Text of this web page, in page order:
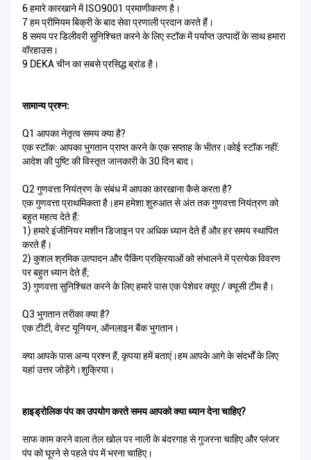
6 हमारे कारखाने में ISO9001 प्रमाणीकरण है।
7 हम प्रीमियम बिक्री के बाद सेवा प्रणाली प्रदान करते हैं।
8 समय पर डिलीवरी सुनिश्चित करने के लिए स्टॉक में पर्याप्त उत्पादों के साथ हमारा
वॉरहाउस।
9 DEKA चीन का सबसे प्रसिद्ध ब्रांड है।
सामान्य प्रश्न:
Q1 आपका नेतृत्व समय क्या है?
एक स्टॉक: आपका भुगतान प्राप्त करने के एक सप्ताह के भीतर।कोई स्टॉक नहीं:
आदेश की पुष्टि की विस्तृत जानकारी के 30 दिन बाद।
Q2 गुणवत्ता नियंत्रण के संबंध में आपका कारखाना कैसे करता है?
एक गुणवत्ता प्राथमिकता है।हम हमेशा शुरुआत से अंत तक गुणवत्ता नियंत्रण को
बहुत महत्व देते हैं:
1) हमारे इंजीनियर मशीन डिजाइन पर अधिक ध्यान देते हैं और हर समय स्थापित
करते हैं।
2) कुशल श्रमिक उत्पादन और पैकिंग प्रक्रियाओं को संभालने में प्रत्येक विवरण
पर बहुत ध्यान देते हैं;
3) गुणवत्ता सुनिश्चित करने के लिए हमारे पास एक पेशेवर क्यूए / क्यूसी टीम है।
Q3 भुगतान तरीका क्या है?
एक टीटी, वेस्ट यूनियन, ऑनलाइन बैंक भुगतान।
क्या आपके पास अन्य प्रश्न हैं, कृपया हमें बताएं।हम आपके आगे के संदर्भों के लिए
यहां उत्तर जोड़ेंगे।शुक्रिया।
हाइड्रोलिक पंप का उपयोग करते समय आपको क्या ध्यान देना चाहिए?
साफ काम करने वाला तेल खोल पर नाली के बंदरगाह से गुजरना चाहिए और प्लंजर
पंप को घूरने से पहले पंप में भरना चाहिए।